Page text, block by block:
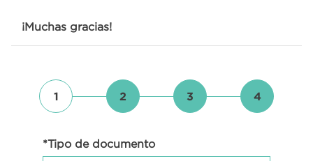
¡Muchas gracias!
1 2 3 4
*Tipo de documento